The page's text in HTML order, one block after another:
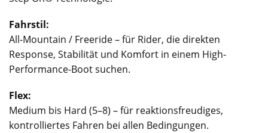
Fahrstil:
All-Mountain / Freeride – für Rider, die direkten
Response, Stabilität und Komfort in einem High-
Performance-Boot suchen.
Flex:
Medium bis Hard (5–8) – für reaktionsfreudiges,
kontrolliertes Fahren bei allen Bedingungen.